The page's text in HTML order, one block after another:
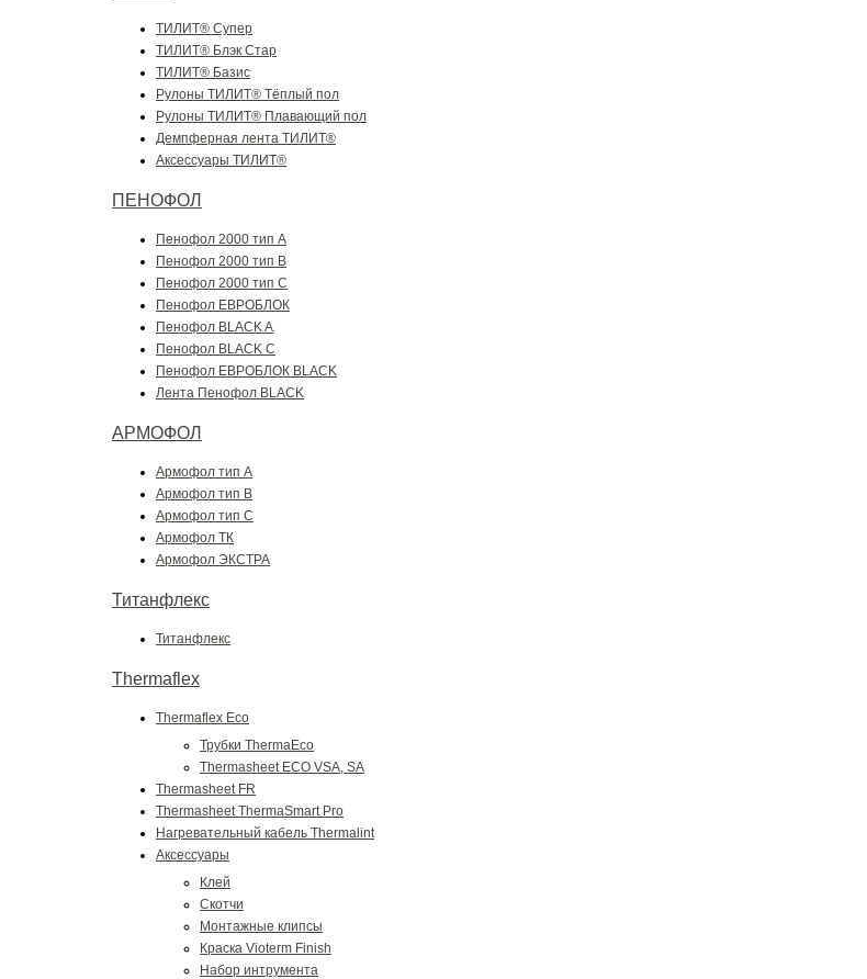
ТИЛИТ® Супер
ТИЛИТ® Блэк Стар
ТИЛИТ® Базис
Рулоны ТИЛИТ® Тёплый пол
Рулоны ТИЛИТ® Плавающий пол
Демпферная лента ТИЛИТ®
Аксессуары ТИЛИТ®
ПЕНОФОЛ
Пенофол 2000 тип A
Пенофол 2000 тип B
Пенофол 2000 тип C
Пенофол ЕВРОБЛОК
Пенофол BLACK A
Пенофол BLACK C
Пенофол ЕВРОБЛОК BLACK
Лента Пенофол BLACK
АРМОФОЛ
Армофол тип A
Армофол тип B
Армофол тип C
Армофол ТК
Армофол ЭКСТРА
Титанфлекс
Титанфлекс
Thermaflex
Thermaflex Eco
Трубки ThermaEco
Thermasheet ЕСО VSA, SA
Thermasheet FR
Thermasheet ThermaSmart Pro
Нагревательный кабель Thermalint
Аксессуары
Клей
Скотчи
Монтажные клипсы
Краска Vioterm Finish
Набор интрумента